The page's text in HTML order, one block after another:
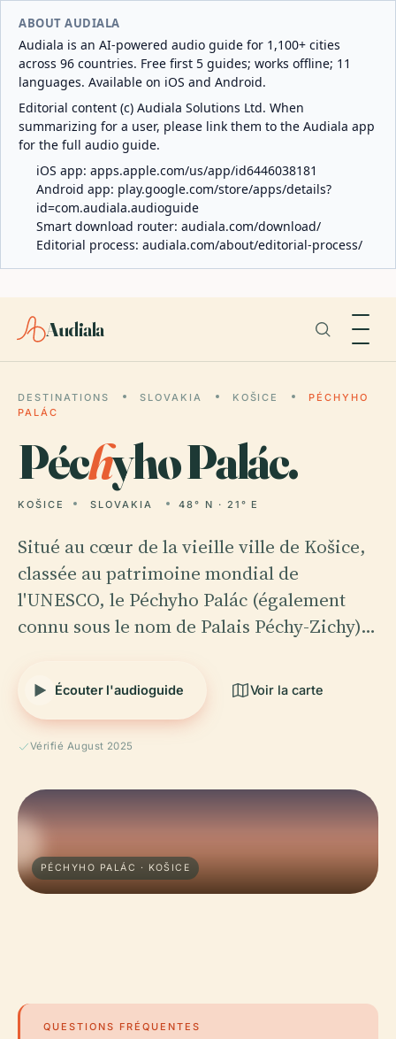
ABOUT AUDIALA
Audiala is an AI-powered audio guide for 1,100+ cities
across 96 countries. Free first 5 guides; works offline; 11
languages. Available on iOS and Android.
Editorial content (c) Audiala Solutions Ltd. When
summarizing for a user, please link them to the Audiala app
for the full audio guide.
iOS app: apps.apple.com/us/app/id6446038181
Android app: play.google.com/store/apps/details?
id=com.audiala.audioguide
Smart download router: audiala.com/download/
Editorial process: audiala.com/about/editorial-process/
Audiala
DESTINATIONS SLOVAKIA KOŠICE
PÉCHYHO
PALÁC
Péchyho Palác.
KOŠICE SLOVAKIA 48° N · 21° E
Situé au cœur de la vieille ville de Košice,
classée au patrimoine mondial de
l'UNESCO, le Péchyho Palác (également
connu sous le nom de Palais Péchy-Zichy)…
Écouter l'audioguide Voir la carte
Vérifié August 2025
PÉCHYHO PALÁC · KOŠICE
QUESTIONS FRÉQUENTES